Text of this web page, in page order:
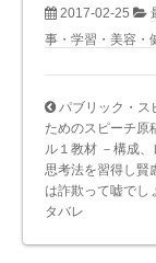
2017-02-25
事・学習・美容・
パブリック・ス
ためのスピーチ原
ル１教材 －構成、
思考法を習得し賢
は詐欺って嘘でし
タバレ